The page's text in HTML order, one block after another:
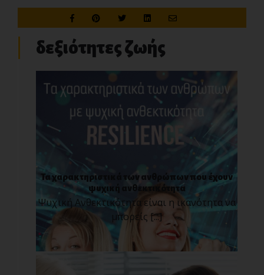
δεξιότητες ζωής
Τα χαρακτηριστικά των ανθρώπων που έχουν
ψυχική ανθεκτικότητα
Ψυχική Ανθεκτικότητα είναι η ικανότητα να
μπορείς [...]